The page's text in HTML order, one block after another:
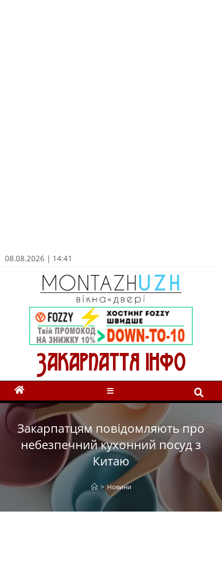
08.08.2026 | 14:41
Закарпатцям повідомляють про
небезпечний кухонний посуд з
Китаю
> Новини